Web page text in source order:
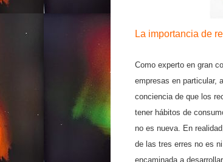
La importancia de
Como experto en gran
empresas en particular,
conciencia de que los
tener hábitos de
no es nueva. En
de las tres erres no es
encaminada a